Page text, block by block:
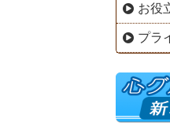
お役
プラ